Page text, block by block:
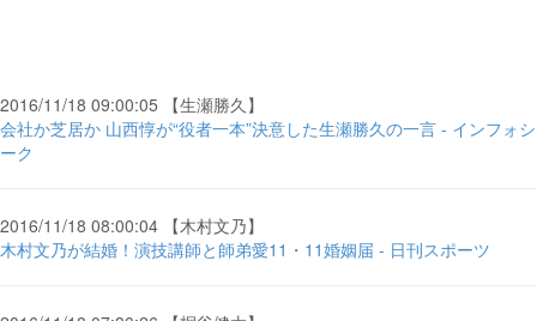
2016/11/18 09:00:05 【生瀬勝久】
会社か芝居か 山西惇が“役者一本”決意した生瀬勝久の一言 - インフォシ
ーク
2016/11/18 08:00:04 【木村文乃】
木村文乃が結婚！演技講師と師弟愛11・11婚姻届 - 日刊スポーツ